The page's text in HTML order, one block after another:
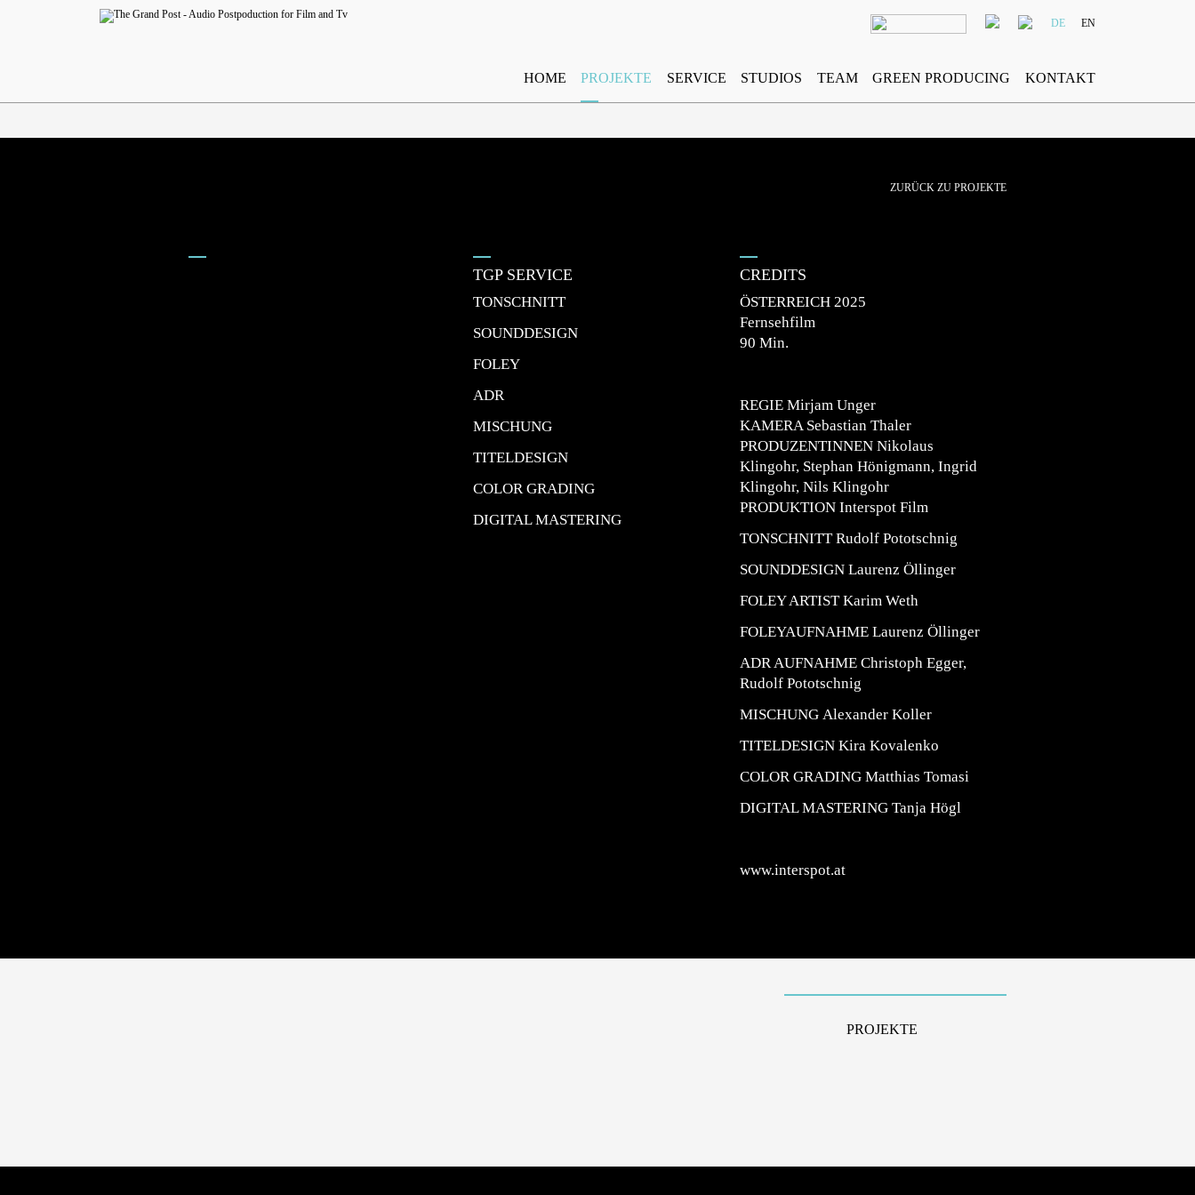
DE EN
HOME PROJEKTE SERVICE STUDIOS TEAM GREEN PRODUCING KONTAKT
ZURÜCK ZU PROJEKTE
TGP SERVICE
TONSCHNITT
SOUNDDESIGN
FOLEY
ADR
MISCHUNG
TITELDESIGN
COLOR GRADING
DIGITAL MASTERING
CREDITS
ÖSTERREICH 2025
Fernsehfilm
90 Min.
REGIE Mirjam Unger
KAMERA Sebastian Thaler
PRODUZENTINNEN Nikolaus
Klingohr, Stephan Hönigmann, Ingrid
Klingohr, Nils Klingohr
PRODUKTION Interspot Film
TONSCHNITTRudolf Pototschnig
SOUNDDESIGN Laurenz Öllinger
FOLEY ARTISTKarim Weth
FOLEYAUFNAHME Laurenz Öllinger
ADRAUFNAHME Christoph Egger,
Rudolf Pototschnig
MISCHUNG Alexander Koller
TITELDESIGN Kira Kovalenko
COLOR GRADING Matthias Tomasi
DIGITAL MASTERING Tanja Högl
www.interspot.at
PROJEKTE